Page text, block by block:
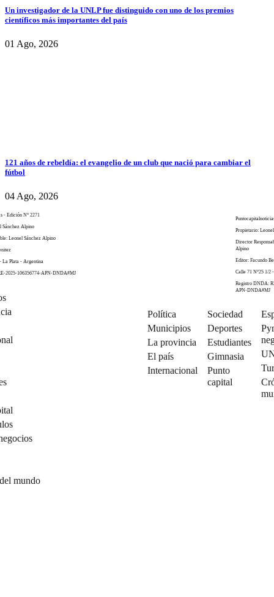
Un investigador de la UNLP fue distinguido con uno de los premios
científicos más importantes del país
01 Ago, 2026
121 años de rebeldía: el evangelio de un club que nació para cambiar el
fútbol
04 Ago, 2026
- Edición N° 2271
Sánchez Alpino
Leonel Sánchez Alpino
La Plata - Argentina
2025-106356774-APN-DNDA#MJ
mundo
Propietario:
Director
Alpino
Editor: Facundo
Calle 71 N°25 1/2
Registro DNDA:
APN-DNDA#MJ
Política
Municipios
La provincia
El país
Internacional
Sociedad
Deportes
Estudiantes
Gimnasia
Punto
capital